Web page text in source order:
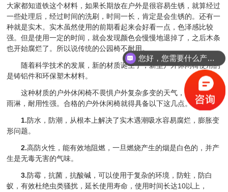
大家都知道铁这个材料，如果长期放在户外是很容易生锈，就算经过
一些处理后，经过时间的洗刷，时间一长，肯定是会生锈的。还有一
种就是实木。实木虽然使用的前期看起来会好看一点，色泽感比较
强。但是使用一定的时间，就会发现颜色会慢慢地退掉了，之后木条
也开始腐烂了。所以说传统的公园椅不耐用。
随着科学技术的发展，新的材质诞生了，新型户外休闲椅使用的
是铸铝件和环保塑木材料。
这种材质的户外休闲椅不畏惧户外复杂多变的天气，耐得住高温
雨淋，耐用性强。合格的户外休闲椅就得具备以下这几点。
1.防水，防潮，从根本上解决了实木遇潮吸水容易腐烂，膨胀变
形问题。
2.高防火性，能有效地阻燃，一旦燃烧产生的烟是白色的，并产
生是无毒无害的气味。
3.防霉，抗菌，抗酸碱，可以使用于复杂的环境，防蛀，防白
蚁，有效杜绝虫类骚扰，延长使用寿命，使用时间长达10以上，
您好，您需要什么产品？